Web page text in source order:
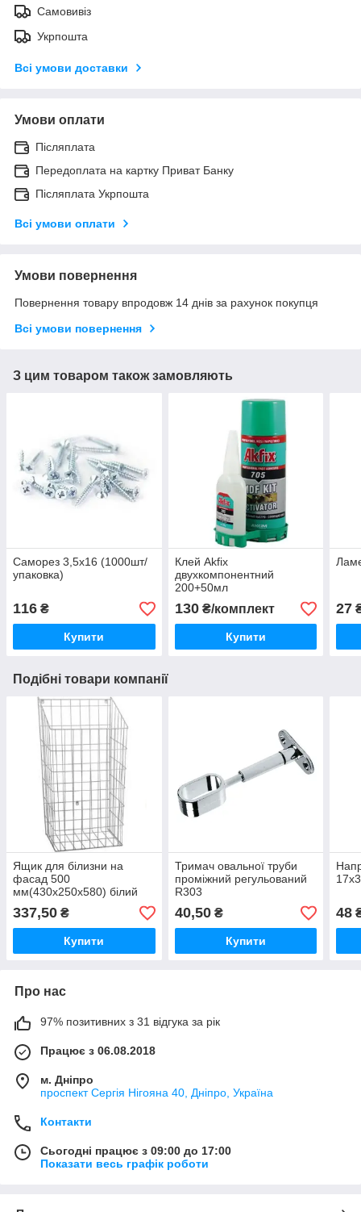
Самовивіз
Укрпошта
Всі умови доставки
Умови оплати
Післяплата
Передоплата на картку Приват Банку
Післяплата Укрпошта
Всі умови оплати
Умови повернення
Повернення товару впродовж 14 днів за рахунок покупця
Всі умови повернення
З цим товаром також замовляють
Саморез 3,5х16 (1000шт/
упаковка)
116 ₴
Купити
Клей Akfix
двухкомпонентний
200+50мл
130₴/комплект
Купити
27
Подібні товари компанії
Ящик для білизни на
фасад 500
мм(430х250х580) білий
337,50 ₴
Купити
Тримач овальної труби
проміжний регульований
R303
40,50₴
Купити
48
Про нас
97% позитивних з 31 відгука за рік
Працює з 06.08.2018
м. Дніпро
проспект Сергія Нігояна 40, Дніпро, Україна
Контакти
Сьогодні працює з 09:00 до 17:00
Показати весь графік роботи